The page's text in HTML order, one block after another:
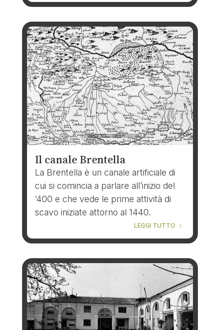
Il canale Brentella
La Brentella è un canale artificiale di
cui si comincia a parlare all’inizio del
‘400 e che vede le prime attività di
scavo iniziate attorno al 1440.
LEGGI TUTTO